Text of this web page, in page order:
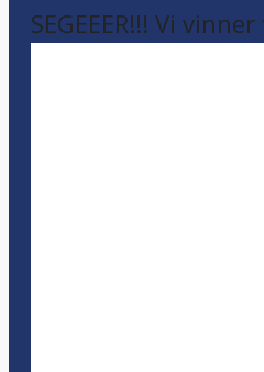
SEGEEER!!! Vi